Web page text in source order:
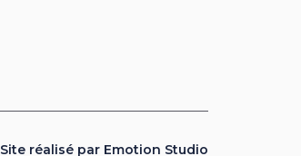
Site réalisé par Emotion Studio